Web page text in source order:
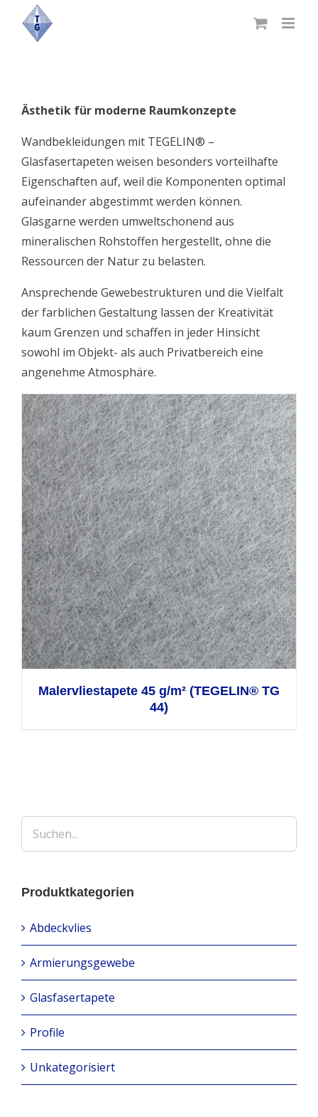
Ästhetik für moderne Raumkonzepte
Wandbekleidungen mit TEGELIN® –
Glasfasertapeten weisen besonders vorteilhafte
Eigenschaften auf, weil die Komponenten optimal
aufeinander abgestimmt werden können.
Glasgarne werden umweltschonend aus
mineralischen Rohstoffen hergestellt, ohne die
Ressourcen der Natur zu belasten.
Ansprechende Gewebestrukturen und die Vielfalt
der farblichen Gestaltung lassen der Kreativität
kaum Grenzen und schaffen in jeder Hinsicht
sowohl im Objekt- als auch Privatbereich eine
angenehme Atmosphäre.
Malervliestapete 45 g/m² (TEGELIN® TG
44)
Produktkategorien
Abdeckvlies
Armierungsgewebe
Glasfasertapete
Profile
Unkategorisiert